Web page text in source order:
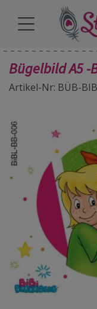
Bügelbild A5 -
Artikel-Nr: BÜB-